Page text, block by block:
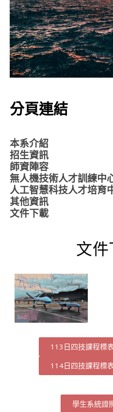
分頁連結
本系介紹
招生資訊
師資陣容
無人機技術人才訓練中
人工智慧科技人才培育
其他資訊
文件下載
文
113日四技課程標
114日四技課程標
學生系統證